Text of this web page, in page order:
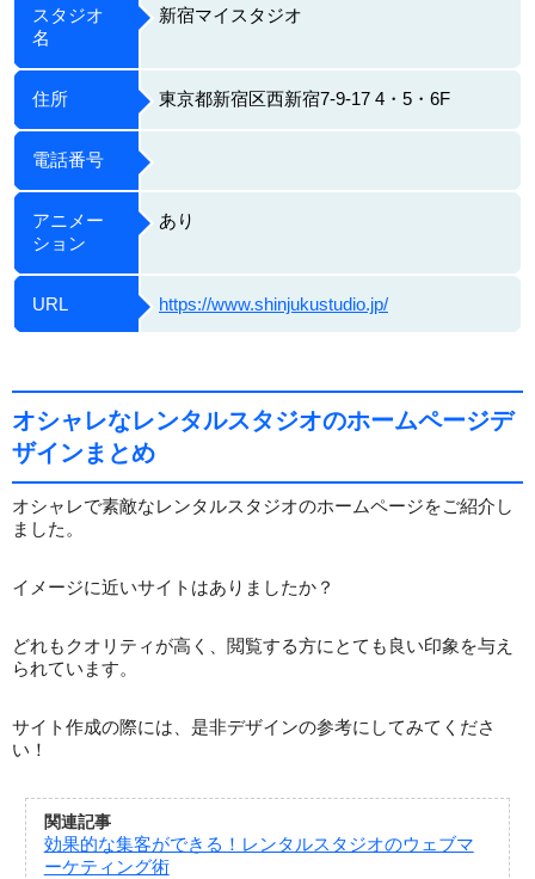
スタジオ
名
新宿マイスタジオ
住所 東京都新宿区西新宿7-9-17 4・5・6F
電話番号
アニメー
ション
あり
URL https://www.shinjukustudio.jp/
オシャレなレンタルスタジオのホームページデ
ザインまとめ
オシャレで素敵なレンタルスタジオのホームページをご紹介し
ました。
イメージに近いサイトはありましたか？
どれもクオリティが高く、閲覧する方にとても良い印象を与え
られています。
サイト作成の際には、是非デザインの参考にしてみてくださ
い！
関連記事
効果的な集客ができる！レンタルスタジオのウェブマ
ーケティング術